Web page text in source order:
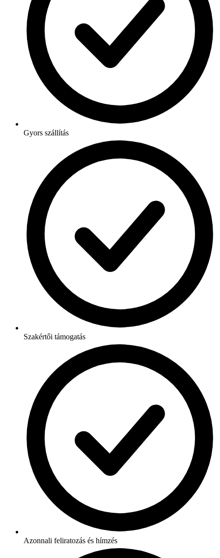
Gyors szállítás
Szakértői támogatás
Azonnali feliratozás és hímzés